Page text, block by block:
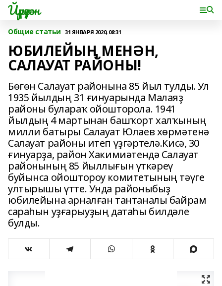
Йүрүҙән
Общие статьи 31 ЯНВАРЯ 2020, 08:31
ЮБИЛЕЙЫҢ МЕНӘН,
САЛАУАТ РАЙОНЫ!
Бөгөн Салауат районына 85 йыл тулды. Ул
1935 йылдың 31 ғинуарында Малаяҙ
районы булараҡ ойошторола. 1941
йылдың 4 мартынан башҡорт халҡының
милли батыры Салауат Юлаев хөрмәтенә
Салауат районы итеп үҙгәртелә.Кисә, 30
ғинуарҙа, район Хакимиәтендә Салауат
районының 85 йыллығын үткәреү
буйынса ойоштороу комитетының тәүге
ултырышы үтте. Унда районыбыҙ
юбилейына арналған тантаналы байрам
сараһын уҙғарыуҙың датаһы билдәле
булды.